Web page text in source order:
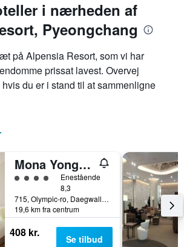
i nærheden af
Pyeongchang
på Alpensia Resort, som vi har
prissat lavest. Overvej
du er i stand til at sammenligne
Mona Yongpyeong
Vurderet til klasse 4
Enestående
8,3
715, Olympic-ro, Daegwallyeong-Myeon, Pyeongchang, Sydkorea
19,6 km fra centrum
408 kr. Se tilbud